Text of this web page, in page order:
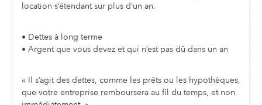
location s’étendant sur plus d’un an.
• Dettes à long terme
• Argent que vous devez et qui n’est pas dû dans un an
« Il s’agit des dettes, comme les prêts ou les hypothèques,
que votre entreprise remboursera au fil du temps, et non